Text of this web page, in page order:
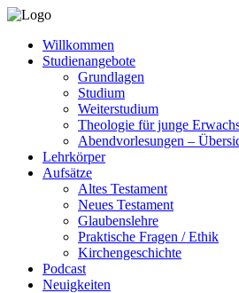
Willkommen
Studienangebote
Grundlagen
Studium
Weiterstudium
Theologie für junge
Abendvorlesungen –
Lehrkörper
Aufsätze
Altes Testament
Neues Testament
Glaubenslehre
Praktische Fragen / Ethik
Kirchengeschichte
Podcast
Neuigkeiten